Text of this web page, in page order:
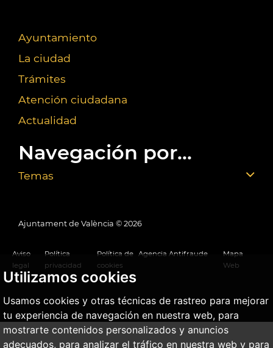
Utilizamos cookies
Usamos cookies y otras técnicas de rastreo para mejorar
tu experiencia de navegación en nuestra web, para
mostrarte contenidos personalizados y anuncios
adecuados, para analizar el tráfico en nuestra web y para
Ayuntamiento
La ciudad
Trámites
Atención ciudadana
Actualidad
Navegación por...
Temas
Ajuntament de València © 2026
Aviso
legal
Política
privacidad
Política de
cookies
Agencia Antifraude
Mapa
Web